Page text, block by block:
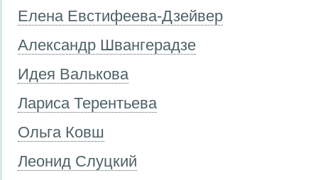
Елена Евстифеева-Дзейвер
Александр Швангерадзе
Идея Валькова
Лариса Терентьева
Ольга Ковш
Леонид Слуцкий